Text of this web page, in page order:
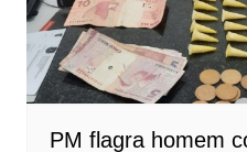
PM flagra homem